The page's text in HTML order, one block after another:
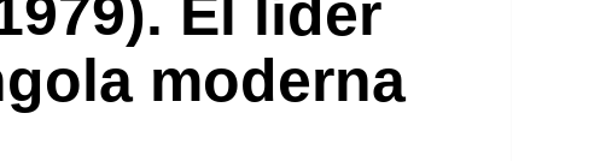
El líder
moderna